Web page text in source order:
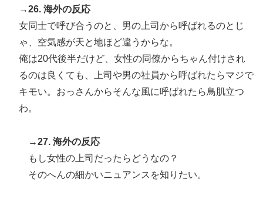
→26. 海外の反応
女同士で呼び合うのと、男の上司から呼ばれるのとじ
ゃ、空気感が天と地ほど違うからな。
俺は20代後半だけど、女性の同僚からちゃん付けされ
るのは良くても、上司や男の社員から呼ばれたらマジで
キモい。おっさんからそんな風に呼ばれたら鳥肌立つ
わ。
→27. 海外の反応
もし女性の上司だったらどうなの？
そのへんの細かいニュアンスを知りたい。